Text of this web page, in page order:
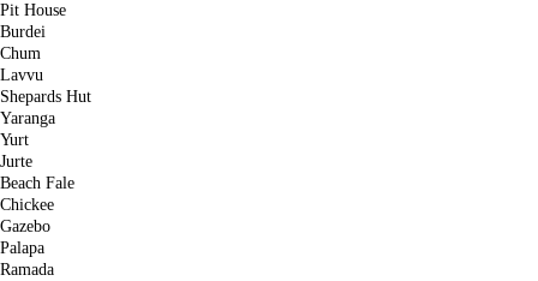
Pit House
Burdei
Chum
Lavvu
Shepards Hut
Yaranga
Yurt
Jurte
Beach Fale
Chickee
Gazebo
Palapa
Ramada